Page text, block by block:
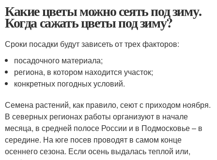
Какие цветы можно сеять под зиму.
Когда сажать цветы под зиму?
Сроки посадки будут зависеть от трех факторов:
посадочного материала;
региона, в котором находится участок;
конкретных погодных условий.
Семена растений, как правило, сеют с приходом ноября.
В северных регионах работы организуют в начале
месяца, в средней полосе России и в Подмосковье – в
середине. На юге посев проводят в самом конце
осеннего сезона. Если осень выдалась теплой или,